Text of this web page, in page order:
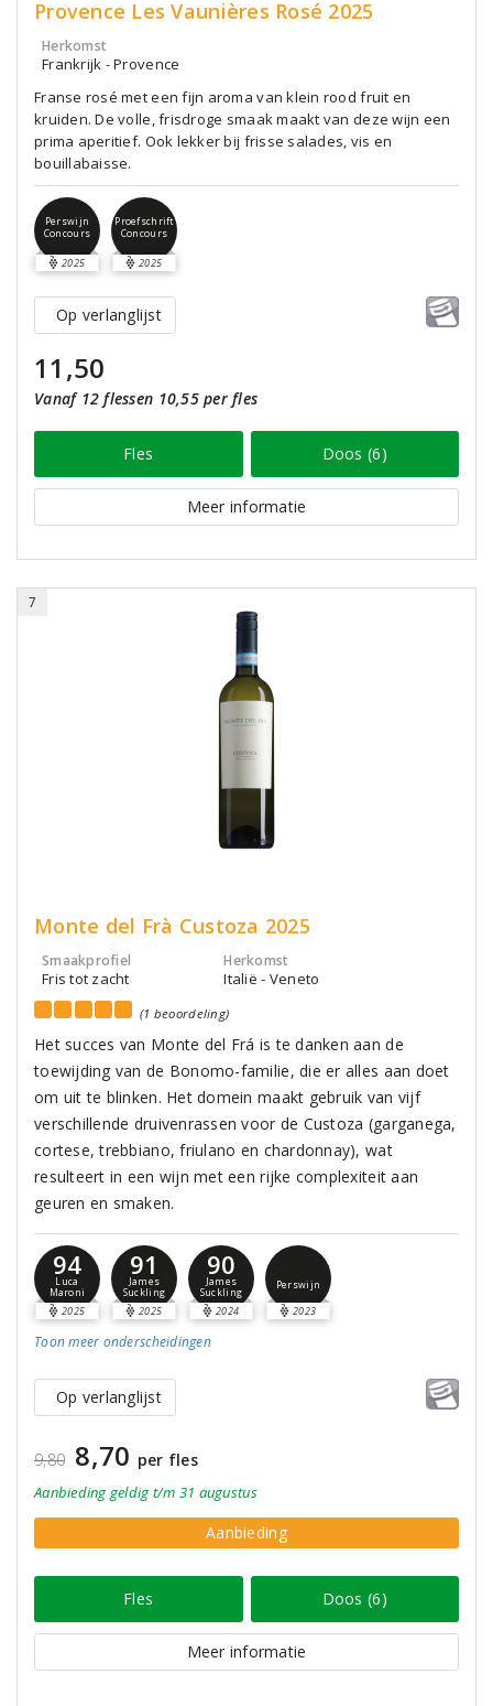
Provence Les Vaunières Rosé 2025
Herkomst
Frankrijk - Provence
Franse rosé met een fijn aroma van klein rood fruit en
kruiden. De volle, frisdroge smaak maakt van deze wijn een
prima aperitief. Ook lekker bij frisse salades, vis en
bouillabaisse.
Perswijn
Concours
2025
Proefschrift
Concours
2025
Op verlanglijst
11,50
Vanaf 12 flessen 10,55 per fles
Fles Doos (6)
Meer informatie
7
Monte del Frà Custoza 2025
Smaakprofiel
Fris tot zacht
Herkomst
Italië - Veneto
(1 beoordeling)
Het succes van Monte del Frá is te danken aan de
toewijding van de Bonomo-familie, die er alles aan doet
om uit te blinken. Het domein maakt gebruik van vijf
verschillende druivenrassen voor de Custoza (garganega,
cortese, trebbiano, friulano en chardonnay), wat
resulteert in een wijn met een rijke complexiteit aan
geuren en smaken.
94
Luca
Maroni
2025
91
James
Suckling
2025
90
James
Suckling
2024
Perswijn
2023
Toon meer onderscheidingen
Op verlanglijst
9,80 8,70 per fles
Aanbieding geldig t/m 31 augustus
Aanbieding
Fles Doos (6)
Meer informatie